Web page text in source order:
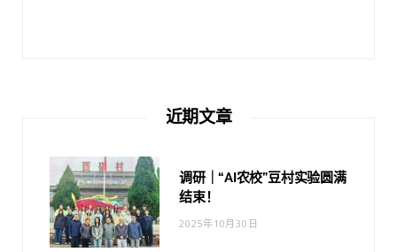
近期文章
调研｜“AI农校”豆村实验圆满
结束！
2025年10月30日